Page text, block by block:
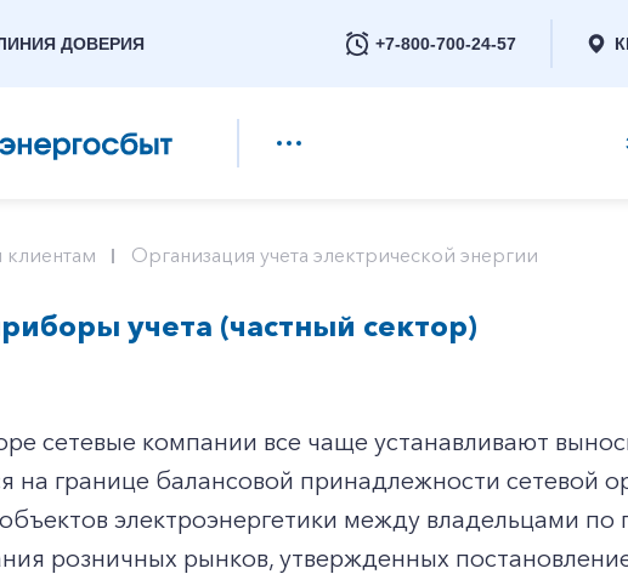
ДОВЕРИЯ +7-800-700-24-57
Заказать обратный звонок
клиентам Организация учета электрической энергии
учета (частный сектор)
сетевые компании все чаще устанавливают
на границе балансовой принадлежности сетевой
электроэнергетики между владельцами
розничных рынков, утвержденных